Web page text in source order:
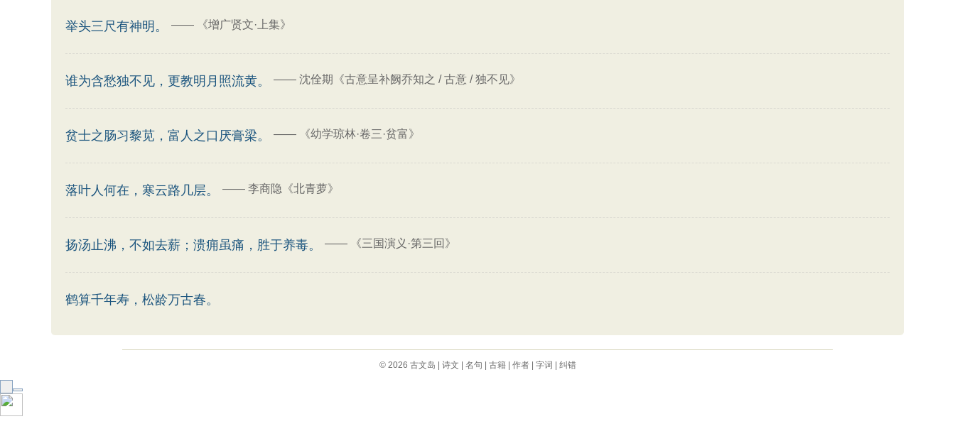
举头三尺有神明。 —— 《增广贤文·上集》
谁为含愁独不见，更教明月照流黄。 —— 沈佺期《古意呈补阙乔知之 / 古意 / 独不见》
贫士之肠习黎苋，富人之口厌膏梁。 —— 《幼学琼林·卷三·贫富》
落叶人何在，寒云路几层。 —— 李商隐《北青萝》
扬汤止沸，不如去薪；溃痈虽痛，胜于养毒。 —— 《三国演义·第三回》
鹤算千年寿，松龄万古春。
© 2026 古文岛 诗文 名句 古籍| 作者| 字词 纠错